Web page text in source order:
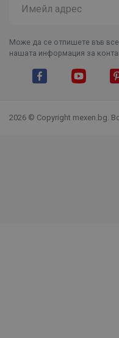
Може да се отпишете във
нашата информация за
2026 © Copyright mexen.bg.